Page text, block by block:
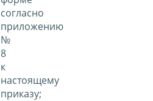
согласно
приложению
№
8
к
настоящему
приказу;